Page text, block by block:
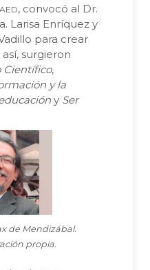
, convocó al Dr.
Larisa Enríquez y
para crear
surgieron
Científico,
y la
y Ser
de Mendizábal.
propia.